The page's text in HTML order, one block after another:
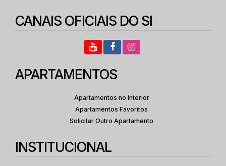
CANAIS OFICIAIS DO SI
APARTAMENTOS
Apartamentos no Interior
Apartamentos Favoritos
Solicitar Outro Apartamento
INSTITUCIONAL